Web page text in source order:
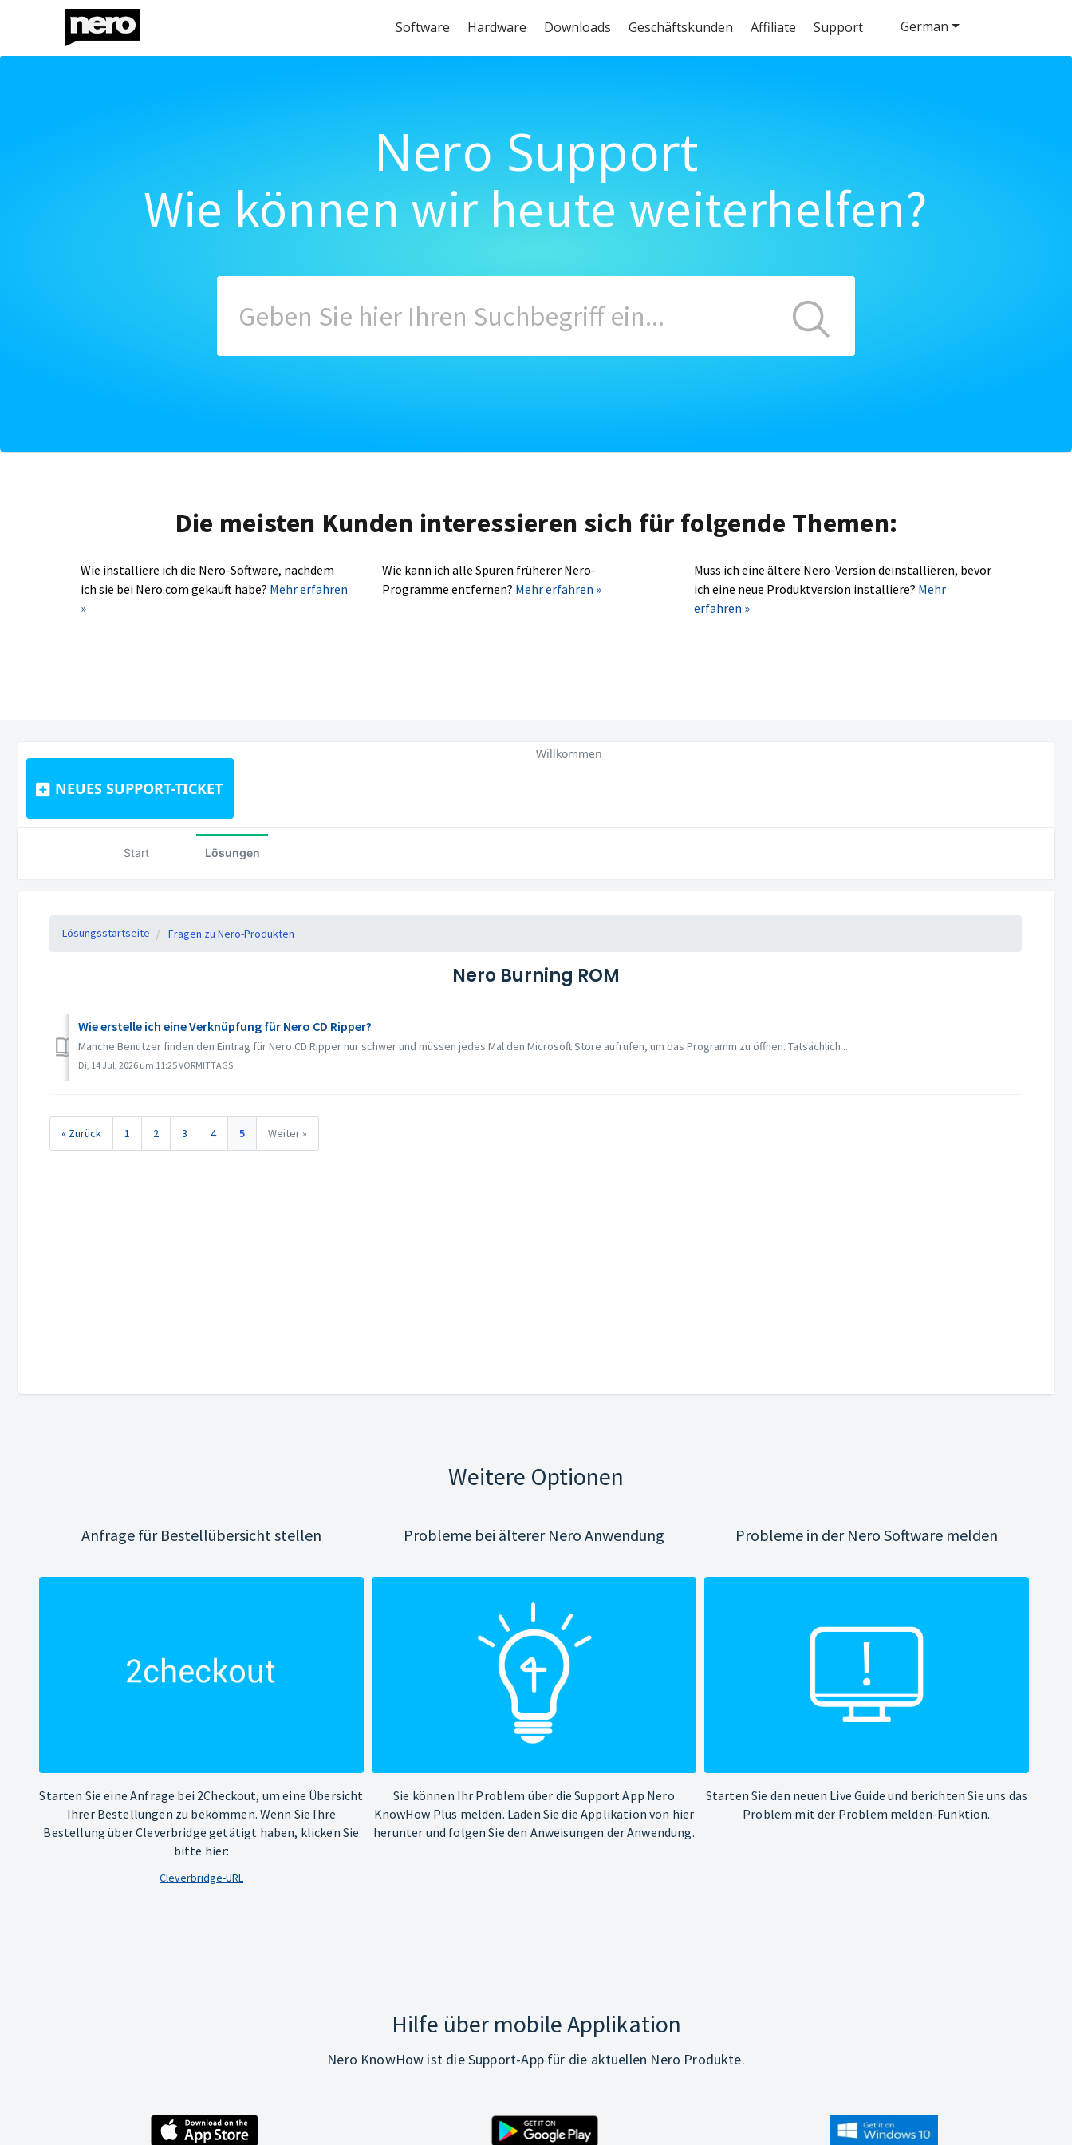
Software Hardware Downloads Geschäftskunden Affiliate Support
Nero Support
Wie können wir heute weiterhelfen?
Die meisten Kunden interessieren sich für folgende Themen:
Wie installiere ich die Nero-Software, nachdem
ich sie bei Nero.com gekauft habe? Mehr erfahren
»
Wie kann ich alle Spuren früherer Nero-
Programme entfernen? Mehr erfahren »
Muss ich eine ältere Nero-Version deinstallieren, bevor
ich eine neue Produktversion installiere? Mehr
erfahren »
NEUES SUPPORT-TICKET
German
Willkommen
Start Lösungen
Lösungsstartseite Fragen zu Nero-Produkten
Nero Burning ROM
Wie erstelle ich eine Verknüpfung für Nero CD Ripper?
Manche Benutzer finden den Eintrag für Nero CD Ripper nur schwer und müssen jedes Mal den Microsoft Store aufrufen, um das Programm zu öffnen. Tatsächlich ...
Di, 14 Jul, 2026 um 11:25 VORMITTAGS
« Zurück 1 2 3 4 5 Weiter »
Weitere Optionen
Anfrage für Bestellübersicht stellen
Starten Sie eine Anfrage bei 2Checkout, um eine Übersicht
Ihrer Bestellungen zu bekommen. Wenn Sie Ihre
Bestellung über Cleverbridge getätigt haben, klicken Sie
bitte hier:
Cleverbridge-URL
Probleme bei älterer Nero Anwendung
Sie können Ihr Problem über die Support App Nero
KnowHow Plus melden. Laden Sie die Applikation von hier
herunter und folgen Sie den Anweisungen der Anwendung.
Probleme in der Nero Software melden
Starten Sie den neuen Live Guide und berichten Sie uns das
Problem mit der Problem melden-Funktion.
Hilfe über mobile Applikation
Nero KnowHow ist die Support-App für die aktuellen Nero Produkte.